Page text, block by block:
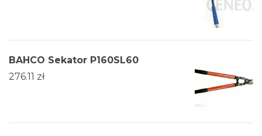
BAHCO Sekator P160SL60
276.11 zł